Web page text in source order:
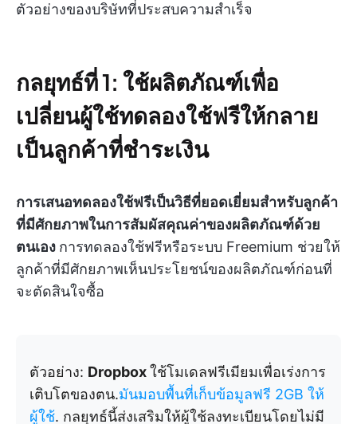
ตัวอย่างของบริษัทที่ประสบความสำเร็จ
กลยุทธ์ที่ 1: ใช้ผลิตภัณฑ์เพื่อ
เปลี่ยนผู้ใช้ทดลองใช้ฟรีให้กลาย
เป็นลูกค้าที่ชำระเงิน
การเสนอทดลองใช้ฟรีเป็นวิธีที่ยอดเยี่ยมสำหรับลูกค้า
ที่มีศักยภาพในการสัมผัสคุณค่าของผลิตภัณฑ์ด้วย
ตนเอง การทดลองใช้ฟรีหรือระบบ Freemium ช่วยให้
ลูกค้าที่มีศักยภาพเห็นประโยชน์ของผลิตภัณฑ์ก่อนที่
จะตัดสินใจซื้อ
ตัวอย่าง: Dropboxใช้โมเดลฟรีเมียมเพื่อเร่งการ
เติบโตของตน.มันมอบพื้นที่เก็บข้อมูลฟรี 2GB ให้
ผู้ใช้. กลยุทธ์นี้ส่งเสริมให้ผู้ใช้ลงทะเบียนโดยไม่มี